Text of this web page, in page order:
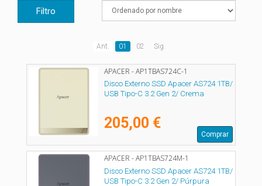
Filtro
Ant. 01 02 Sig.
APACER - AP1TBAS724C-1
Disco Externo SSD Apacer AS724 1TB/
USB Tipo-C 3.2 Gen 2/ Crema
205,00 €
Comprar
APACER - AP1TBAS724M-1
Disco Externo SSD Apacer AS724 1TB/
USB Tipo-C 3.2 Gen 2/ Púrpura